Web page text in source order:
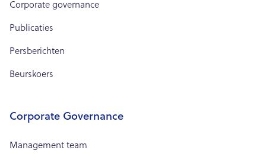
Corporate governance
Publicaties
Persberichten
Beurskoers
Corporate Governance
Management team